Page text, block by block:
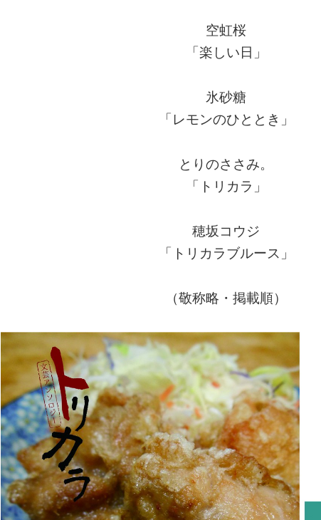
空虹桜
「楽しい日」
氷砂糖
「レモンのひととき」
とりのささみ。
「トリカラ」
穂坂コウジ
「トリカラブルース」
（敬称略・掲載順）